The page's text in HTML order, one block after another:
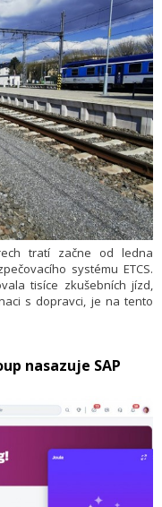
tratí začne od ledna
systému ETCS.
tisíce zkušebních jízd,
s dopravci, je na tento
zvýšení rychlosti
nasazuje SAP